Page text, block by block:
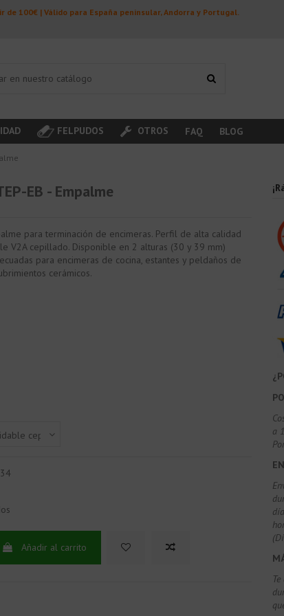
100€ | Válido para España peninsular, Andorra y Portugal.
FELPUDOS OTROS FAQ BLOG
EB - Empalme
para terminación de encimeras. Perfil de alta calidad
V2A cepillado. Disponible en 2 alturas (30 y 39 mm)
para encimeras de cocina, estantes y peldaños de
cerámicos.
Añadir al carrito
a